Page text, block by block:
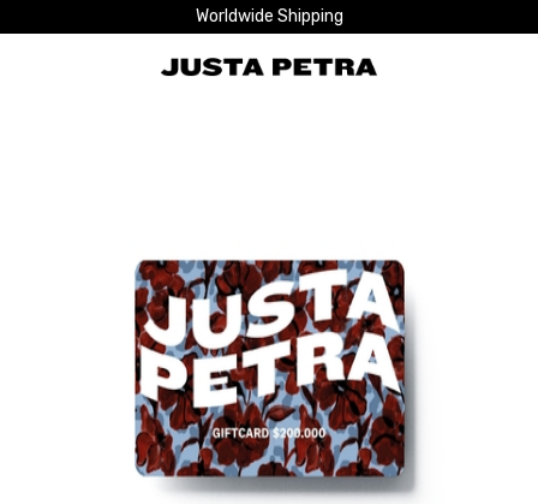
Worldwide Shipping